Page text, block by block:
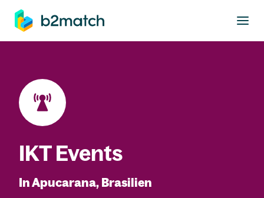
springen
IKT Events
In Apucarana, Brasilien